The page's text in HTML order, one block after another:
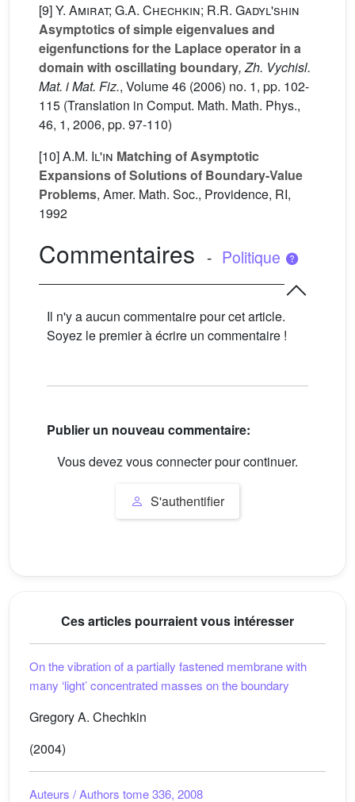
[9]Y. Amirat; G.A. Chechkin; R.R. Gadyl'shin
Asymptotics of simple eigenvalues and
eigenfunctions for the Laplace operator in a
domain with oscillating boundary, Zh. Vychisl.
Mat. i Mat. Fiz., Volume 46 (2006) no. 1, pp. 102-
115 (Translation in Comput. Math. Math. Phys.,
46, 1, 2006, pp. 97-110)
[10]A.M. Il'in Matching of Asymptotic
Expansions of Solutions of Boundary-Value
Problems, Amer. Math. Soc., Providence, RI,
1992
Commentaires - Politique
Il n'y a aucun commentaire pour cet article.
Soyez le premier à écrire un commentaire !
Publier un nouveau commentaire:
Vous devez vous connecter pour continuer.
S'authentifier
Ces articles pourraient vous intéresser
On the vibration of a partially fastened membrane with
many ‘light’ concentrated masses on the boundary
Gregory A. Chechkin
(2004)
Auteurs / Authors tome 336, 2008